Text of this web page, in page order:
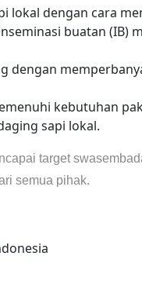
lokal dengan cara
buatan (IB)
dengan
kebutuhan
sapi lokal.
target
semua pihak.